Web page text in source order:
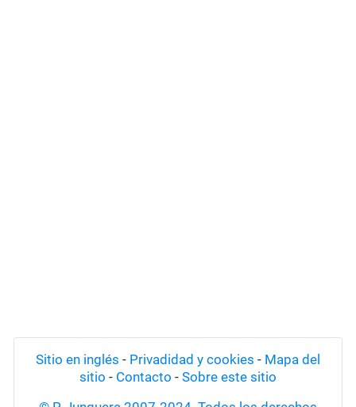
Sitio en inglés - Privadidad y cookies - Mapa del
sitio - Contacto - Sobre este sitio